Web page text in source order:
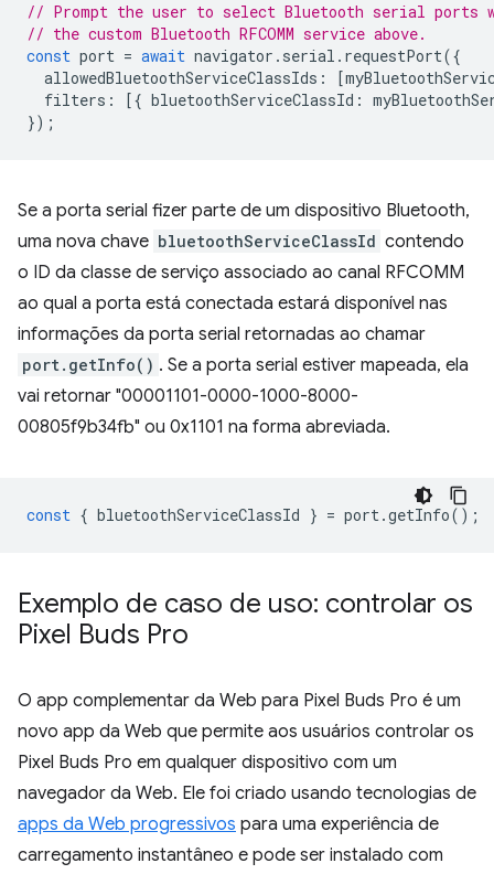
// Prompt the user to select Bluetooth serial ports
// the custom Bluetooth RFCOMM service above.
const port = await navigator . serial . requestPort({
allowedBluetoothServiceClassIds : [
filters : [{ bluetoothServiceClassId :
});
Se a porta serial fizer parte de um dispositivo Bluetooth,
uma nova chave bluetoothServiceClassId contendo
o ID da classe de serviço associado ao canal RFCOMM
ao qual a porta está conectada estará disponível nas
informações da porta serial retornadas ao chamar
port.getInfo() . Se a porta serial estiver mapeada, ela
vai retornar "00001101-0000-1000-8000-
00805f9b34fb" ou 0x1101 na forma abreviada.
const { bluetoothServiceClassId } = port.getInfo();
Exemplo de caso de uso: controlar os
Pixel Buds Pro
O app complementar da Web para Pixel Buds Pro é um
novo app da Web que permite aos usuários controlar os
Pixel Buds Pro em qualquer dispositivo com um
navegador da Web. Ele foi criado usando tecnologias de
apps da Web progressivos para uma experiência de
carregamento instantâneo e pode ser instalado com